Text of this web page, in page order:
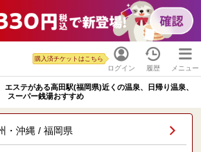
ログイン
購入済チケットはこちら
履歴 メニュー
エステがある高田駅(福岡県)近くの温泉、日帰り温泉、
スーパー銭湯おすすめ
・沖縄 / 福岡県